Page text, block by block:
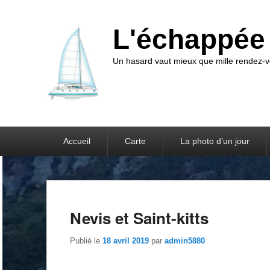
Un hasard vaut mieux que mille rendez-
Accueil Carte La photo d’un jour
Nevis et Saint-kitts
Publié le 18 avril 2019 par admin5880